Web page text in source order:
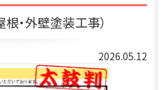
・外壁塗装工事）
2026.05.12